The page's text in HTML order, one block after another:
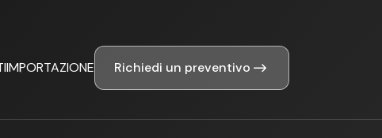
IMPORTAZIONE Richiedi un preventivo